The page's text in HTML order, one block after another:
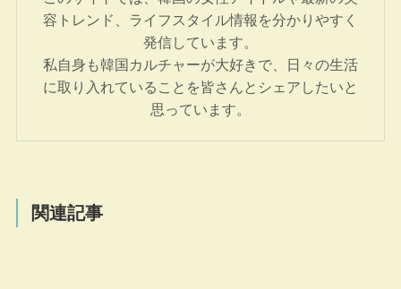
容トレンド、ライフスタイル情報を分かりやすく
発信しています。
私自身も韓国カルチャーが大好きで、日々の生活
に取り入れていることを皆さんとシェアしたいと
思っています。
関連記事